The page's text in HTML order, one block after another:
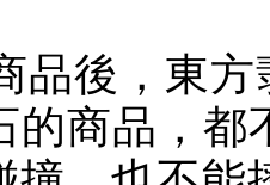
品後，東
的商品，